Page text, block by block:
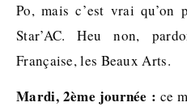
Po, mais c’est vrai qu’on
Star’AC. Heu non,
Française, les Beaux Arts.
Mardi, 2ème journée : ce